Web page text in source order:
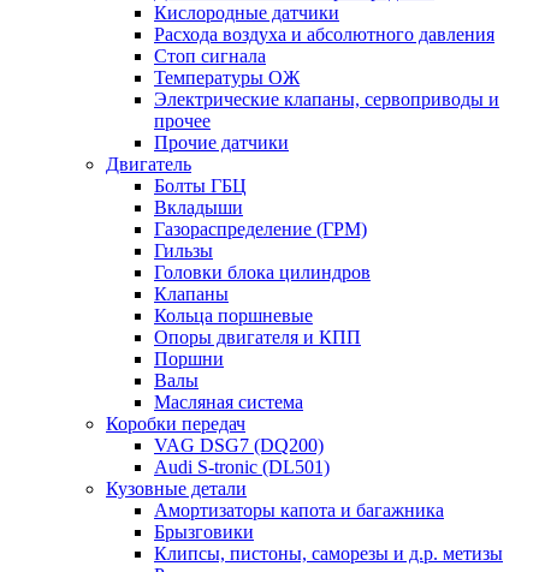
Кислородные датчики
Расхода воздуха и абсолютного давления
Стоп сигнала
Температуры ОЖ
Электрические клапаны, сервоприводы и
прочее
Прочие датчики
Двигатель
Болты ГБЦ
Вкладыши
Газораспределение (ГРМ)
Гильзы
Головки блока цилиндров
Клапаны
Кольца поршневые
Опоры двигателя и КПП
Поршни
Валы
Масляная система
Коробки передач
VAG DSG7 (DQ200)
Audi S-tronic (DL501)
Кузовные детали
Амортизаторы капота и багажника
Брызговики
Клипсы, пистоны, саморезы и д.р. метизы